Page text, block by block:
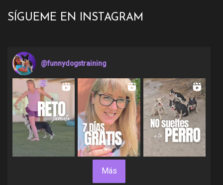
SÍGUEME EN INSTAGRAM
@funnydogstraining
Más